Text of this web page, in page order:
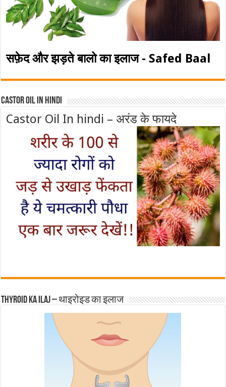
सफ़ेद और झड़ते बालो का इलाज - Safed Baal
Castor Oil In Hindi
Castor Oil In hindi – अरंड के फायदे
Thyroid ka ilaj – थाइरोइड का इलाज